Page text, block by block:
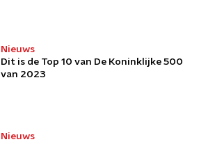
Nieuws
Dit is de Top 10 van De Koninklijke 500
van 2023
Nieuws